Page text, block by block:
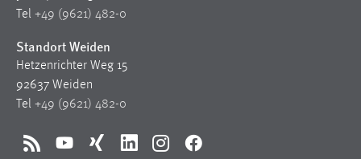
Tel +49 (9621) 482-0
Standort Weiden
Hetzenrichter Weg 15
92637 Weiden
Tel +49 (9621) 482-0
RSS YouTubeXing LinkedInInstagramFacebook
1 Jahr
Performance
Name:
staticfilecache
Zweck: